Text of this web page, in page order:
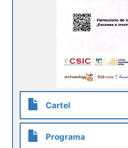
Cartel
Programa